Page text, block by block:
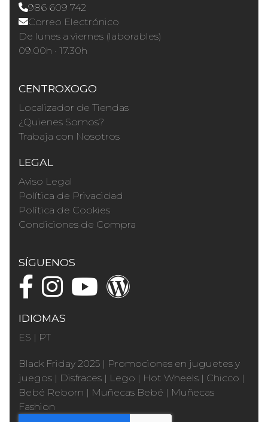
986 609 742
Correo Electrónico
De lunes a viernes (laborables)
09.00h · 17.30h
CENTROXOGO
Localizador de Tiendas
¿Quienes Somos?
Trabaja con Nosotros
LEGAL
Aviso Legal
Política de Privacidad
Política de Cookies
Condiciones de Compra
SÍGUENOS
IDIOMAS
ES | PT
Black Friday 2025 | Promociones en juguetes y
juegos | Disfraces | Lego | Hot Wheels | Chicco |
Bebé Reborn | Muñecas Bebé | Muñecas
Fashion